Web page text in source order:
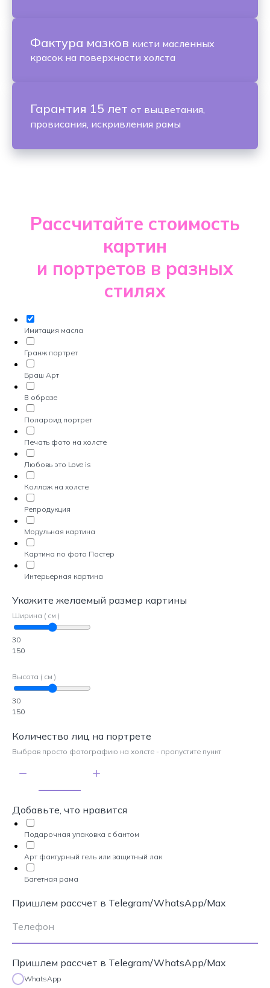
Фактура мазков кисти масленных
красок на поверхности холста
Гарантия 15 лет от выцветания,
провисания, искривления рамы
Рассчитайте стоимость
картин
и портретов в разных
стилях
Имитация масла
Гранж портрет
Браш Арт
В образе
Полароид портрет
Печать фото на холсте
Любовь это Love is
Коллаж на холсте
Репродукция
Модульная картина
Картина по фото Постер
Интерьерная картина
Укажите желаемый размер картины
Ширина ( см )
30
150
Высота ( см )
30
150
Количество лиц на портрете
Выбрав просто фотографию на холсте - пропустите пункт
Добавьте, что нравится
Подарочная упаковка с бантом
Арт фактурный гель или защитный лак
Багетная рама
Пришлем рассчет в Telegram/WhatsApp/Max
Пришлем рассчет в Telegram/WhatsApp/Max
WhatsApp